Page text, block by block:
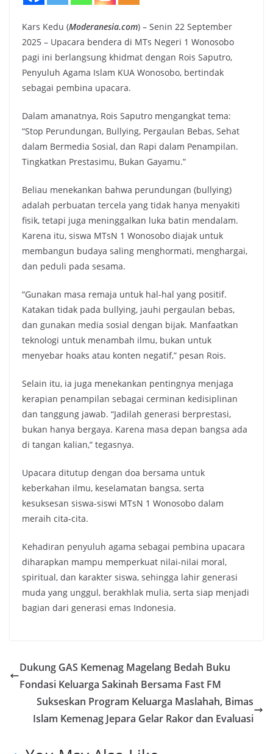
Kars Kedu (Moderanesia.com) – Senin 22 September
2025 – Upacara bendera di MTs Negeri 1 Wonosobo
pagi ini berlangsung khidmat dengan Rois Saputro,
Penyuluh Agama Islam KUA Wonosobo, bertindak
sebagai pembina upacara.
Dalam amanatnya, Rois Saputro mengangkat tema:
“Stop Perundungan, Bullying, Pergaulan Bebas, Sehat
dalam Bermedia Sosial, dan Rapi dalam Penampilan.
Tingkatkan Prestasimu, Bukan Gayamu.”
Beliau menekankan bahwa perundungan (bullying)
adalah perbuatan tercela yang tidak hanya menyakiti
fisik, tetapi juga meninggalkan luka batin mendalam.
Karena itu, siswa MTsN 1 Wonosobo diajak untuk
membangun budaya saling menghormati, menghargai,
dan peduli pada sesama.
“Gunakan masa remaja untuk hal-hal yang positif.
Katakan tidak pada bullying, jauhi pergaulan bebas,
dan gunakan media sosial dengan bijak. Manfaatkan
teknologi untuk menambah ilmu, bukan untuk
menyebar hoaks atau konten negatif,” pesan Rois.
Selain itu, ia juga menekankan pentingnya menjaga
kerapian penampilan sebagai cerminan kedisiplinan
dan tanggung jawab. “Jadilah generasi berprestasi,
bukan hanya bergaya. Karena masa depan bangsa ada
di tangan kalian,” tegasnya.
Upacara ditutup dengan doa bersama untuk
keberkahan ilmu, keselamatan bangsa, serta
kesuksesan siswa-siswi MTsN 1 Wonosobo dalam
meraih cita-cita.
Kehadiran penyuluh agama sebagai pembina upacara
diharapkan mampu memperkuat nilai-nilai moral,
spiritual, dan karakter siswa, sehingga lahir generasi
muda yang unggul, berakhlak mulia, serta siap menjadi
bagian dari generasi emas Indonesia.
Dukung GAS Kemenag Magelang Bedah Buku
Fondasi Keluarga Sakinah Bersama Fast FM
Sukseskan Program Keluarga Maslahah, Bimas
Islam Kemenag Jepara Gelar Rakor dan Evaluasi